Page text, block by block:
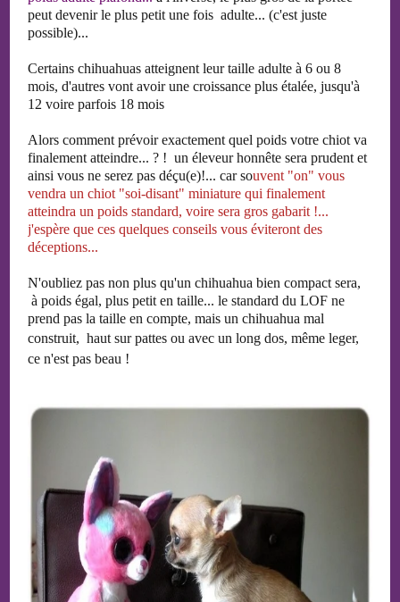
peut devenir le plus petit une fois adulte... (c'est juste
possible)...
Certains chihuahuas atteignent leur taille adulte à 6 ou 8
mois, d'autres vont avoir une croissance plus étalée, jusqu'à
12 voire parfois 18 mois
Alors comment prévoir exactement quel poids votre chiot va
finalement atteindre... ? ! un éleveur honnête sera prudent et
ainsi vous ne serez pas déçu(e)!... car souvent "on" vous
vendra un chiot "soi-disant" miniature qui finalement
atteindra un poids standard, voire sera gros gabarit !...
j'espère que ces quelques conseils vous éviteront des
déceptions...
N'oubliez pas non plus qu'un chihuahua bien compact sera,
à poids égal, plus petit en taille... le standard du LOF ne
prend pas la taille en compte, mais un chihuahua mal
construit, haut sur pattes ou avec un long dos, même leger,
ce n'est pas beau !